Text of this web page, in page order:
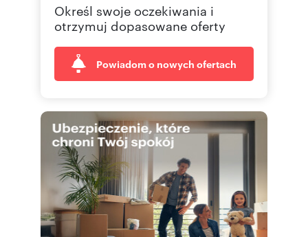
Określ swoje oczekiwania i
otrzymuj dopasowane oferty
Powiadom o nowych ofertach